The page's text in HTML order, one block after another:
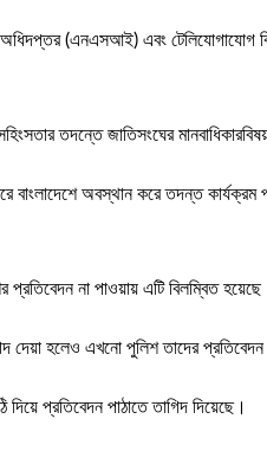
অধিদপ্তর (এনএসআই) এবং
তদন্তে জাতিসংঘের মানবাধিকারবিষয়ক
অবস্থান করে তদন্ত কার্যক্রম
না পাওয়ায় এটি বিলম্বিত
দেয়া হলেও এখনো পুলিশ তাদের
প্রতিবেদন পাঠাতে তাগিদ দিয়েছে।